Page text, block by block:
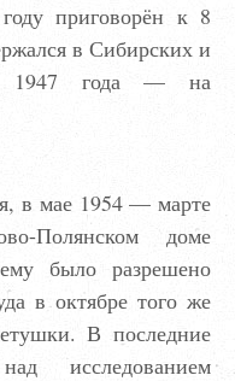
приговорён к 8
в Сибирских и
С 1947 года — на
в мае 1954 — марте
Полянском доме
было разрешено
в октябре того же
В последние
исследованием